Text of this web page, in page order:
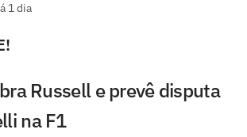
1 dia
Russell e prevê disputa
na F1